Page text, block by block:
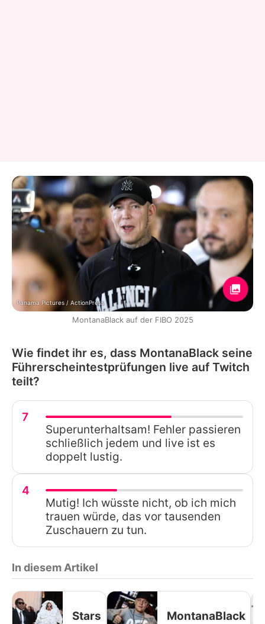
Panama Pictures / ActionPress
MontanaBlack auf der FIBO 2025
Wie findet ihr es, dass MontanaBlack seine
Führerscheintestprüfungen live auf Twitch
teilt?
7
Superunterhaltsam! Fehler passieren
schließlich jedem und live ist es
doppelt lustig.
4
Mutig! Ich wüsste nicht, ob ich mich
trauen würde, das vor tausenden
Zuschauern zu tun.
In diesem Artikel
Stars MontanaBlack